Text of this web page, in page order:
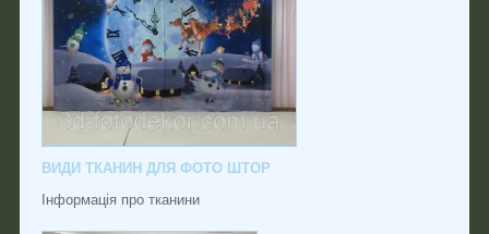
ВИДИ ТКАНИН ДЛЯ ФОТО ШТОР
Інформація про тканини